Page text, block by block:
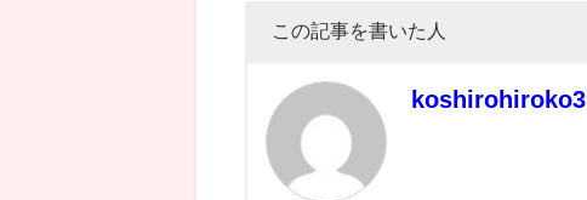
この記事を書いた人
koshirohiroko3